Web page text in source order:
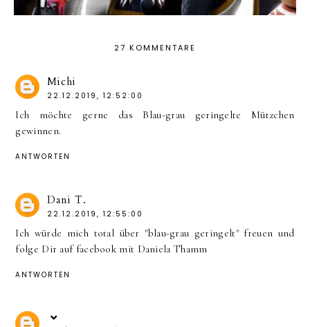
27 KOMMENTARE
Michi
22.12.2019, 12:52:00
Ich möchte gerne das Blau-grau geringelte Mützchen
gewinnen.
ANTWORTEN
Dani T.
22.12.2019, 12:55:00
Ich würde mich total über "blau-grau geringelt" freuen und
folge Dir auf facebook mit Daniela Thamm
ANTWORTEN